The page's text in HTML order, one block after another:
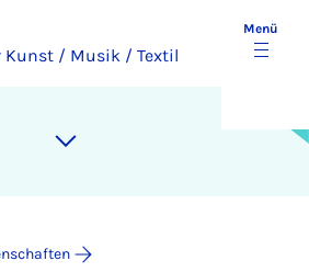
/ Musik / Textil
Menü